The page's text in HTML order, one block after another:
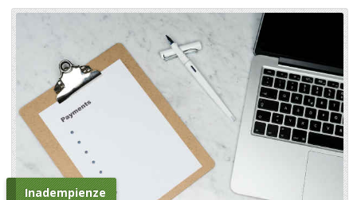
Inadempienze